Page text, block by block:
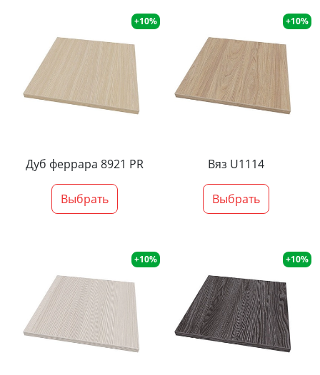
+10%
Дуб феррара 8921 PR
Выбрать
+10%
Вяз U1114
Выбрать
+10% +10%